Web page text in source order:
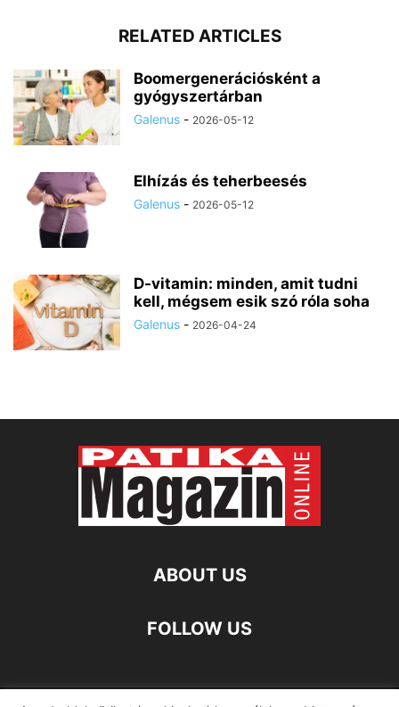
RELATED ARTICLES
Boomergenerációsként a
gyógyszertárban
Galenus - 2026-05-12
Elhízás és teherbeesés
Galenus - 2026-05-12
D-vitamin: minden, amit tudni
kell, mégsem esik szó róla soha
Galenus - 2026-04-24
ABOUT US
FOLLOW US